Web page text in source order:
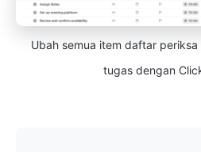
Ubah semua item daftar
tugas dengan